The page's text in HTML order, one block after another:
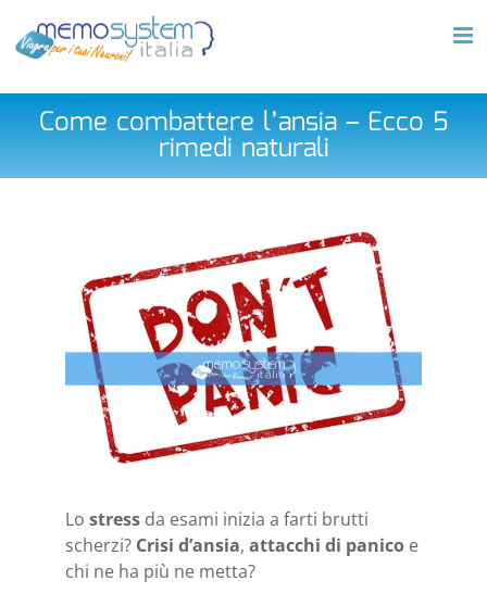
contenuto
Come combattere l’ansia – Ecco 5
rimedi naturali
Lo stress da esami inizia a farti brutti
scherzi? Crisi d’ansia, attacchi di panico e
chi ne ha più ne metta?